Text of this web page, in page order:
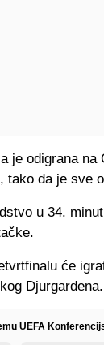
je odigrana
tako da je sve
u 34.
će
Djurgardena.
UEFA